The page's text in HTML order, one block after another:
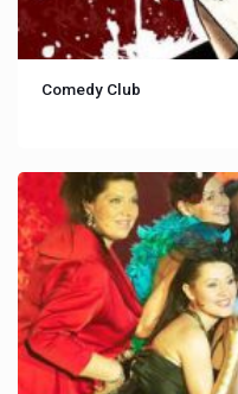
Comedy Club